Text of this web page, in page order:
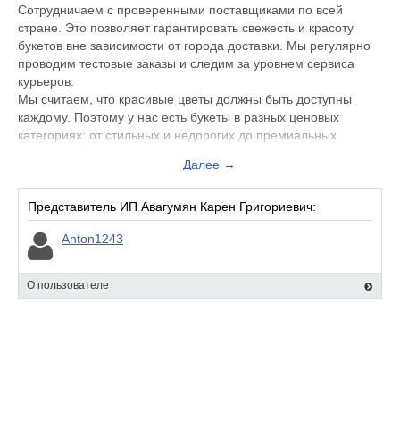
Сотрудничаем с проверенными поставщиками по всей
стране. Это позволяет гарантировать свежесть и красоту
букетов вне зависимости от города доставки. Мы регулярно
проводим тестовые заказы и следим за уровнем сервиса
курьеров.
Мы считаем, что красивые цветы должны быть доступны
каждому. Поэтому у нас есть букеты в разных ценовых
категориях: от стильных и недорогих до премиальных
Далее →
Представитель ИП Авагумян Карен Григориевич:
Anton1243
О пользователе